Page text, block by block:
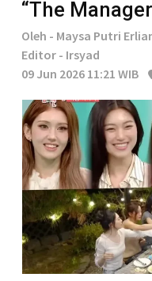
“The
Oleh - Maysa Putri
Editor - Irsyad
09 Jun 2026 11:21 WIB